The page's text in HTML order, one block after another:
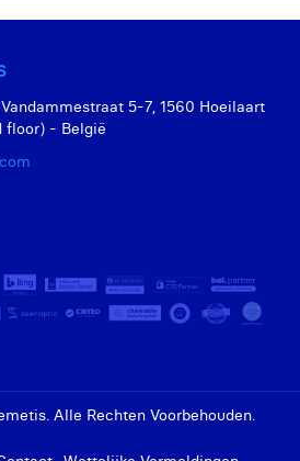
5-7, 1560 Hoeilaart
floor) - België
Alle Rechten Voorbehouden.